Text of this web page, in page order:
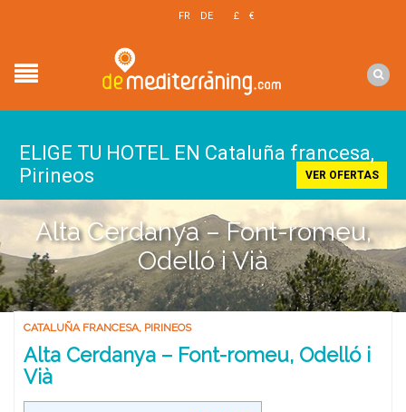
FR DE £ €
ELIGE TU HOTEL EN Cataluña francesa,
Pirineos
VER OFERTAS
Alta Cerdanya – Font-romeu,
Odelló i Vià
CATALUÑA FRANCESA, PIRINEOS
Alta Cerdanya – Font-romeu, Odelló i
Vià